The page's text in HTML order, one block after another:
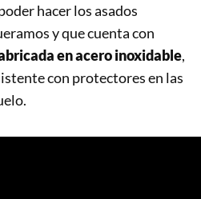
hacer los asados
y que cuenta con
en acero inoxidable,
con protectores en las